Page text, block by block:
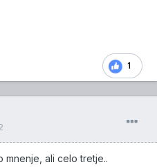
1
ali celo tretje..